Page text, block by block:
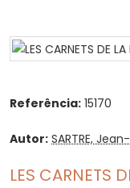
Referência: 15170
Autor: SARTRE,
LES CARNETS